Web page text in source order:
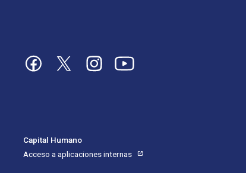
Imagen Imagen Imagen Imagen
Capital Humano
Acceso a aplicaciones internas
open_in_new